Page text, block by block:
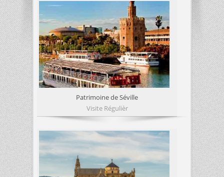
Patrimoine de Séville
Visite Régulièr